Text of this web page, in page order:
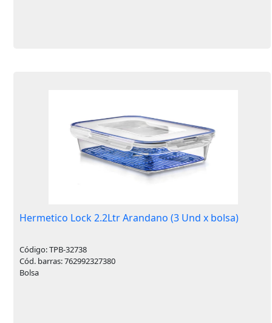
Hermetico Lock 2.2Ltr Arandano (3 Und x bolsa)
Código: TPB-32738
Cód. barras: 762992327380
Bolsa